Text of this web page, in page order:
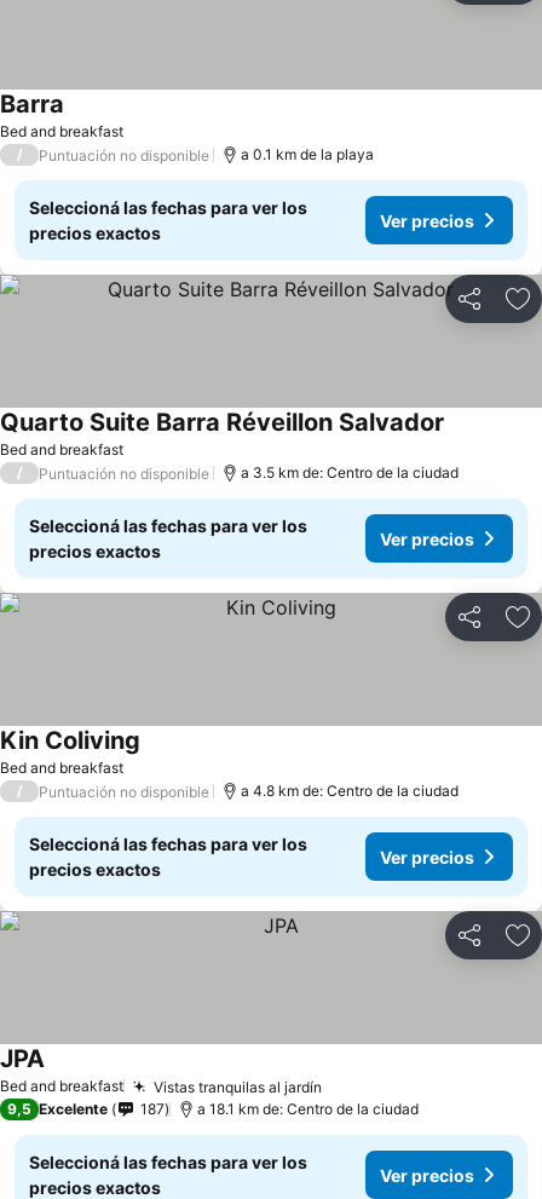
Bed and breakfast
Barra
/ Puntuación no disponible a 0.1 km de la playa
Seleccioná las fechas para ver los
precios exactos
Ver precios
Compartir
Bed and breakfast
Quarto Suite Barra Réveillon Salvador
/ Puntuación no disponible a 3.5 km de: Centro de la ciudad
Seleccioná las fechas para ver los
precios exactos
Ver precios
Compartir
Bed and breakfast
Kin Coliving
/ Puntuación no disponible a 4.8 km de: Centro de la ciudad
Seleccioná las fechas para ver los
precios exactos
Ver precios
Compartir
Bed and breakfast Vistas tranquilas al jardín
JPA
9,5 Excelente 187 a 18.1 km de: Centro de la ciudad
Seleccioná las fechas para ver los
precios exactos
Ver precios